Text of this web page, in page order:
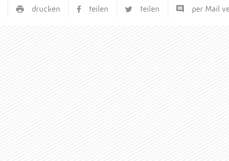
drucken teilen teilen per Mail